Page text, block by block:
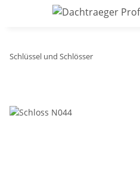
Schlüssel und Schlösser